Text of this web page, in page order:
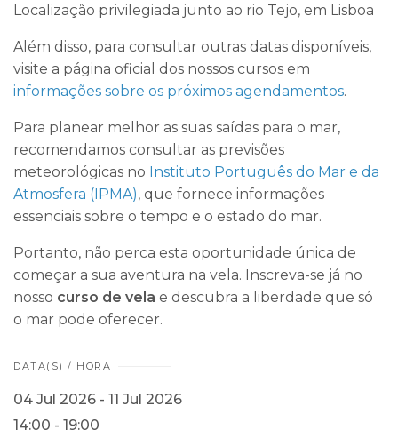
Localização privilegiada junto ao rio Tejo, em Lisboa
Além disso, para consultar outras datas disponíveis,
visite a página oficial dos nossos cursos em
informações sobre os próximos agendamentos.
Para planear melhor as suas saídas para o mar,
recomendamos consultar as previsões
meteorológicas no Instituto Português do Mar e da
Atmosfera (IPMA), que fornece informações
essenciais sobre o tempo e o estado do mar.
Portanto, não perca esta oportunidade única de
começar a sua aventura na vela. Inscreva-se já no
nosso curso de vela e descubra a liberdade que só
o mar pode oferecer.
DATA(S) / HORA
04 Jul 2026 - 11 Jul 2026
14:00 - 19:00